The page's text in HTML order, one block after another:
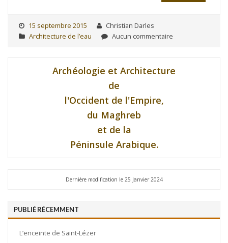
15 septembre 2015
Christian Darles
Architecture de l’eau
Aucun commentaire
Archéologie et Architecture
de
l'Occident de l'Empire,
du Maghreb
et de la
Péninsule Arabique.
Dernière modification le 25 Janvier 2024
PUBLIÉ RÉCEMMENT
L’enceinte de Saint-Lézer